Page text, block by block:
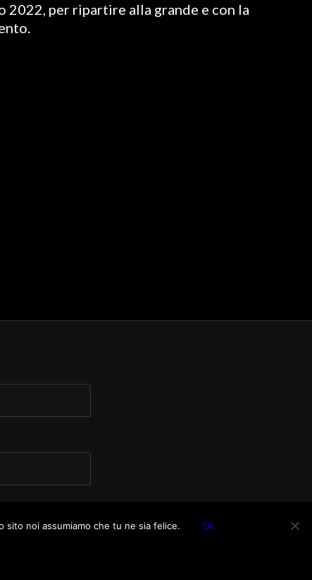
2022, per ripartire alla grande e con la
sito noi assumiamo che tu ne sia felice. Ok